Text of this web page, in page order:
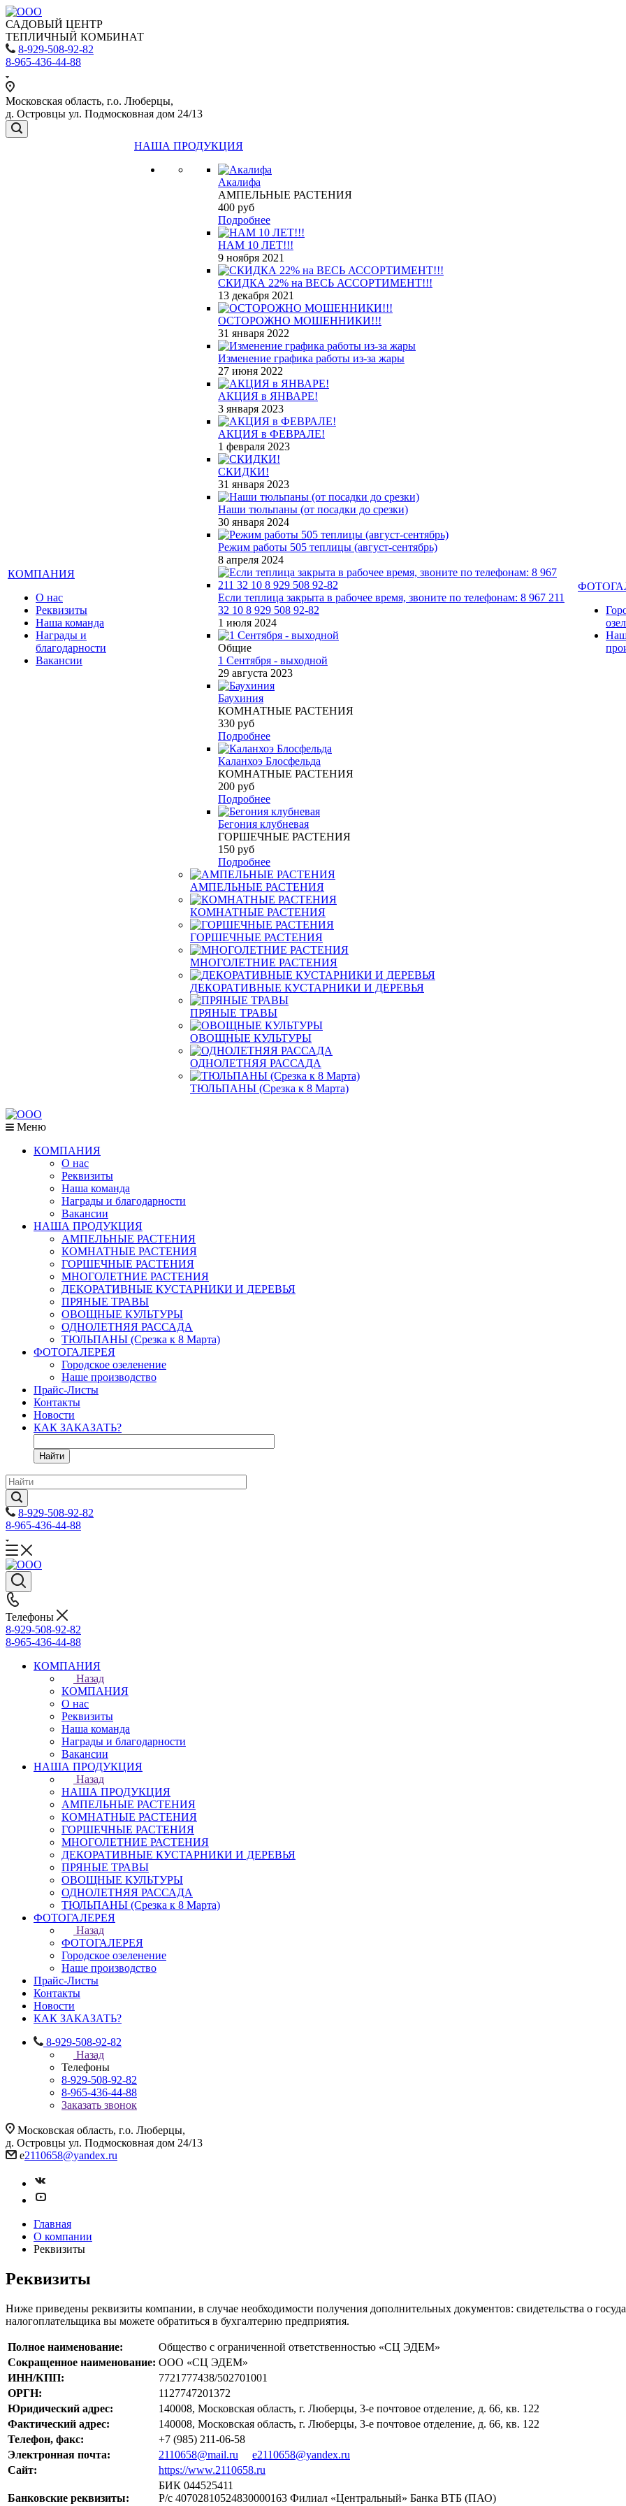
САДОВЫЙ ЦЕНТР
ТЕПЛИЧНЫЙ КОМБИНАТ
8-929-508-92-82
8-965-436-44-88
Московская область, г.о. Люберцы,
д. Островцы ул. Подмосковная дом 24/13
КОМПАНИЯ
О нас
Реквизиты
Наша команда
Награды и
благодарности
Вакансии
НАША ПРОДУКЦИЯ
Акалифа
АМПЕЛЬНЫЕ РАСТЕНИЯ
400 руб
Подробнее
НАМ 10 ЛЕТ!!!
9 ноября 2021
СКИДКА 22% на ВЕСЬ АССОРТИМЕНТ!!!
13 декабря 2021
ОСТОРОЖНО МОШЕННИКИ!!!
31 января 2022
Изменение графика работы из-за жары
27 июня 2022
АКЦИЯ в ЯНВАРЕ!
3 января 2023
АКЦИЯ в ФЕВРАЛЕ!
1 февраля 2023
СКИДКИ!
31 января 2023
Наши тюльпаны (от посадки до срезки)
30 января 2024
Режим работы 505 теплицы (август-сентябрь)
8 апреля 2024
Если теплица закрыта в рабочее время, звоните по телефонам: 8 967 211
32 10 8 929 508 92-82
1 июля 2024
Общие
1 Сентября - выходной
29 августа 2023
Баухиния
КОМНАТНЫЕ РАСТЕНИЯ
330 руб
Подробнее
Каланхоэ Блосфельда
КОМНАТНЫЕ РАСТЕНИЯ
200 руб
Подробнее
Бегония клубневая
ГОРШЕЧНЫЕ РАСТЕНИЯ
150 руб
Подробнее
АМПЕЛЬНЫЕ РАСТЕНИЯ
КОМНАТНЫЕ РАСТЕНИЯ
ГОРШЕЧНЫЕ РАСТЕНИЯ
МНОГОЛЕТНИЕ РАСТЕНИЯ
ДЕКОРАТИВНЫЕ КУСТАРНИКИ И ДЕРЕВЬЯ
ПРЯНЫЕ ТРАВЫ
ОВОЩНЫЕ КУЛЬТУРЫ
ОДНОЛЕТНЯЯ РАССАДА
ТЮЛЬПАНЫ (Срезка к 8 Марта)
Меню
КОМПАНИЯ
О нас
Реквизиты
Наша команда
Награды и благодарности
Вакансии
НАША ПРОДУКЦИЯ
АМПЕЛЬНЫЕ РАСТЕНИЯ
КОМНАТНЫЕ РАСТЕНИЯ
ГОРШЕЧНЫЕ РАСТЕНИЯ
МНОГОЛЕТНИЕ РАСТЕНИЯ
ДЕКОРАТИВНЫЕ КУСТАРНИКИ И ДЕРЕВЬЯ
ПРЯНЫЕ ТРАВЫ
ОВОЩНЫЕ КУЛЬТУРЫ
ОДНОЛЕТНЯЯ РАССАДА
ТЮЛЬПАНЫ (Срезка к 8 Марта)
ФОТОГАЛЕРЕЯ
Городское озеленение
Наше производство
Прайс-Листы
Контакты
Новости
КАК ЗАКАЗАТЬ?
Найти
8-929-508-92-82
8-965-436-44-88
Телефоны
8-929-508-92-82
8-965-436-44-88
КОМПАНИЯ
Назад
КОМПАНИЯ
О нас
Реквизиты
Наша команда
Награды и благодарности
Вакансии
НАША ПРОДУКЦИЯ
Назад
НАША ПРОДУКЦИЯ
АМПЕЛЬНЫЕ РАСТЕНИЯ
КОМНАТНЫЕ РАСТЕНИЯ
ГОРШЕЧНЫЕ РАСТЕНИЯ
МНОГОЛЕТНИЕ РАСТЕНИЯ
ДЕКОРАТИВНЫЕ КУСТАРНИКИ И ДЕРЕВЬЯ
ПРЯНЫЕ ТРАВЫ
ОВОЩНЫЕ КУЛЬТУРЫ
ОДНОЛЕТНЯЯ РАССАДА
ТЮЛЬПАНЫ (Срезка к 8 Марта)
ФОТОГАЛЕРЕЯ
Назад
ФОТОГАЛЕРЕЯ
Городское озеленение
Наше производство
Прайс-Листы
Контакты
Новости
КАК ЗАКАЗАТЬ?
8-929-508-92-82
Назад
Телефоны
8-929-508-92-82
8-965-436-44-88
Заказать звонок
Московская область, г.о. Люберцы,
д. Островцы ул. Подмосковная дом 24/13
e2110658@yandex.ru
Главная
О компании
Реквизиты
Реквизиты
Ниже приведены реквизиты компании, в случае необходимости получения дополнительных документов: свидетельства о
налогоплательщика вы можете обратиться в бухгалтерию предприятия.
Полное наименование:
Общество с ограниченной ответственностью «СЦ ЭДЕМ»
Сокращенное наименование: ООО «СЦ ЭДЕМ»
ИНН/КПП:
7721777438/502701001
ОРГН:
1127747201372
Юридический адрес:
140008, Московская область, г. Люберцы, 3-е почтовое отделение, д. 66, кв. 122
Фактический адрес:
140008, Московская область, г. Люберцы, 3-е почтовое отделение, д. 66, кв. 122
Телефон, факс:
+7 (985) 211-06-58
Электронная почта:
2110658@mail.ru
e2110658@yandex.ru
Сайт:
https://www.2110658.ru
Банковские реквизиты:
БИК 044525411
Р/с 40702810524830000163 Филиал «Центральный» Банка ВТБ (ПАО)